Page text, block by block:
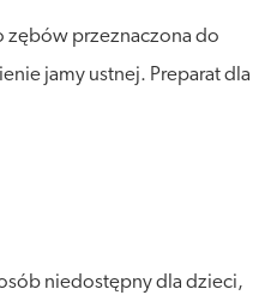
zębów przeznaczona do
jamy ustnej. Preparat dla
niedostępny dla dzieci,